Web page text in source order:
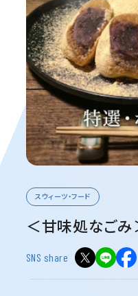
スウィーツ・フード
＜甘味処なごみ
SNS share